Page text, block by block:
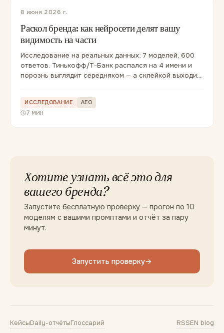
8 июня 2026 г.
Раскол бренда: как нейросети делят вашу
видимость на части
Исследование на реальных данных: 7 моделей, 600
ответов. Тинькофф/Т-Банк распался на 4 имени и
порознь выглядит середняком — а склейкой выходит
ИССЛЕДОВАНИЕ AEO
7 мин
Хотите узнать всё это для
вашего бренда?
Запустите бесплатную проверку — прогон по 10
моделям с вашими промптами и отчёт за пару
минут.
Запустить проверку→
КейсыDaily-отчётыГлоссарий RSSEN blog